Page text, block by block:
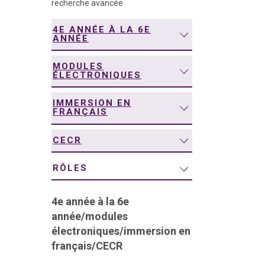
recherche avancée
4E ANNÉE À LA 6E
ANNÉE
MODULES
ÉLECTRONIQUES
IMMERSION EN
FRANÇAIS
CECR
RÔLES
4e année à la 6e
année/modules
électroniques/immersion en
français/CECR